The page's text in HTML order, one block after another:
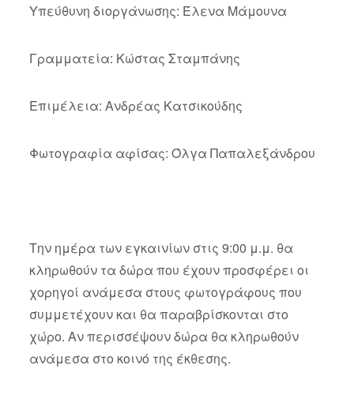
Υπεύθυνη διοργάνωσης: Έλενα Μάμουνα
Γραμματεία: Κώστας Σταμπάνης
Επιμέλεια: Ανδρέας Κατσικούδης
Φωτογραφία αφίσας: Όλγα Παπαλεξάνδρου
Την ημέρα των εγκαινίων στις 9:00 μ.μ. θα
κληρωθούν τα δώρα που έχουν προσφέρει οι
χορηγοί ανάμεσα στους φωτογράφους που
συμμετέχουν και θα παραβρίσκονται στο
χώρο. Αν περισσέψουν δώρα θα κληρωθούν
ανάμεσα στο κοινό της έκθεσης.